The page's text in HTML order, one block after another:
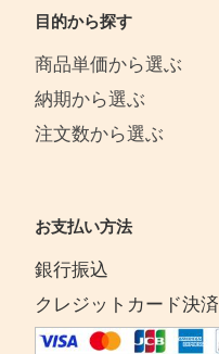
目的から探す
商品単価から選ぶ
納期から選ぶ
注文数から選ぶ
お支払い方法
銀行振込
クレジットカード決済